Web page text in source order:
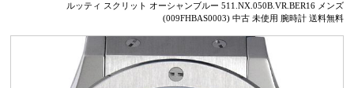
ルッティ スクリット オーシャンブルー 511.NX.050B.VR.BER16 メンズ
(009FHBAS0003) 中古 未使用 腕時計 送料無料